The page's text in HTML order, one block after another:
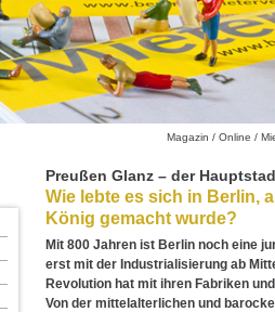
Magazin / Online /
Preußen Glanz – der
Wie lebte es sich in Berlin,
König gemacht wurde?
Mit 800 Jahren ist Berlin noch eine
erst mit der Industrialisierung ab
Revolution hat mit ihren Fabriken
Von der mittelalterlichen und